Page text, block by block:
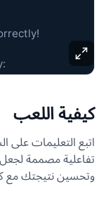
كيفية اللعب
اتبع التعليمات
تفاعلية مصممة
وتحسين نتيجتك مع